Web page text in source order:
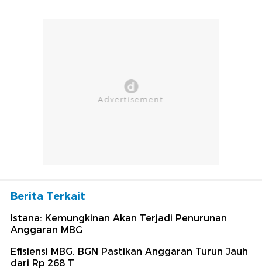
Berita Terkait
Istana: Kemungkinan Akan Terjadi Penurunan
Anggaran MBG
Efisiensi MBG, BGN Pastikan Anggaran Turun Jauh
dari Rp 268 T